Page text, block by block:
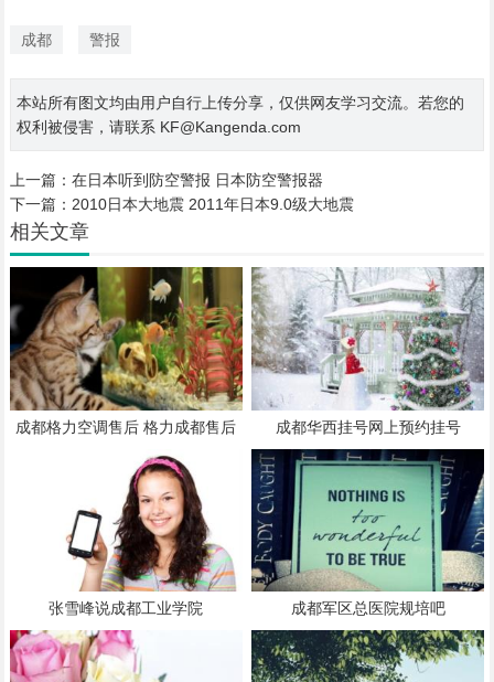
成都 警报
本站所有图文均由用户自行上传分享，仅供网友学习交流。若您的
权利被侵害，请联系 KF@Kangenda.com
上一篇： 在日本听到防空警报 日本防空警报器
下一篇： 2010日本大地震 2011年日本9.0级大地震
相关文章
成都格力空调售后 格力成都售后
成都华西挂号网上预约挂号
张雪峰说成都工业学院 成都军区总医院规培吧